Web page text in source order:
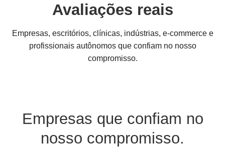
Avaliações reais
Empresas, escritórios, clínicas, indústrias, e-commerce e
profissionais autônomos que confiam no nosso
compromisso.
Empresas que confiam no
nosso compromisso.